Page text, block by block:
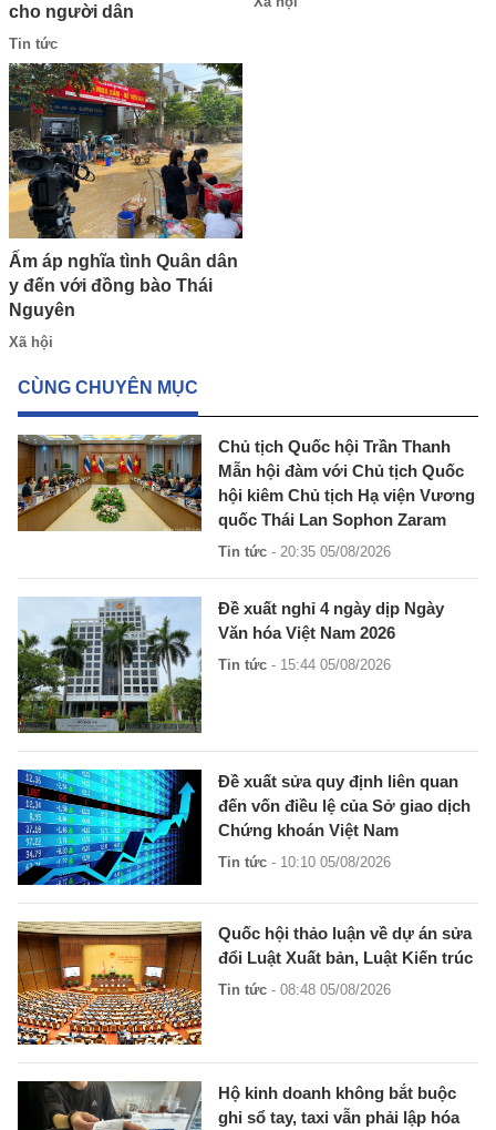
cho người dân
Tin tức
Ấm áp nghĩa tình Quân dân
y đến với đồng bào Thái
Nguyên
Xã hội
CÙNG CHUYÊN MỤC
Chủ tịch Quốc hội Trần Thanh
Mẫn hội đàm với Chủ tịch Quốc
hội kiêm Chủ tịch Hạ viện Vương
quốc Thái Lan Sophon Zaram
Tin tức - 20:35 05/08/2026
Đề xuất nghỉ 4 ngày dịp Ngày
Văn hóa Việt Nam 2026
Tin tức - 15:44 05/08/2026
Đề xuất sửa quy định liên quan
đến vốn điều lệ của Sở giao dịch
Chứng khoán Việt Nam
Tin tức - 10:10 05/08/2026
Quốc hội thảo luận về dự án sửa
đổi Luật Xuất bản, Luật Kiến trúc
Tin tức - 08:48 05/08/2026
Hộ kinh doanh không bắt buộc
ghi sổ tay, taxi vẫn phải lập hóa